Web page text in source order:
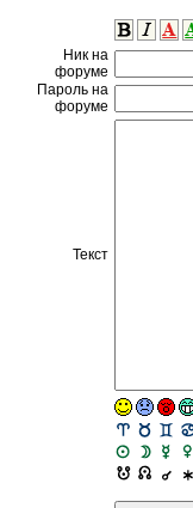
Ник на
форуме
Пароль на
форуме
Текст